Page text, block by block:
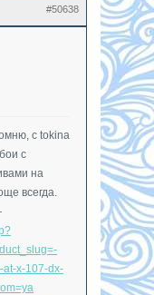
#50638
с tokina
с
на
всегда.
at-x-107-dx-